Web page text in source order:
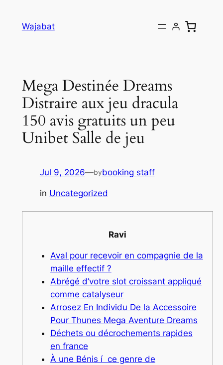
Wajabat
Mega Destinée Dreams
Distraire aux jeu dracula
150 avis gratuits un peu
Unibet Salle de jeu
Jul 9, 2026—bybooking staff
in Uncategorized
Ravi
Aval pour recevoir en compagnie de la
maille effectif ?
Abrégé d’votre slot croissant appliqué
comme catalyseur
Arrosez En Individu De la Accessoire
Pour Thunes Mega Aventure Dreams
Déchets ou décrochements rapides
en france
À une Bénis í ce genre de